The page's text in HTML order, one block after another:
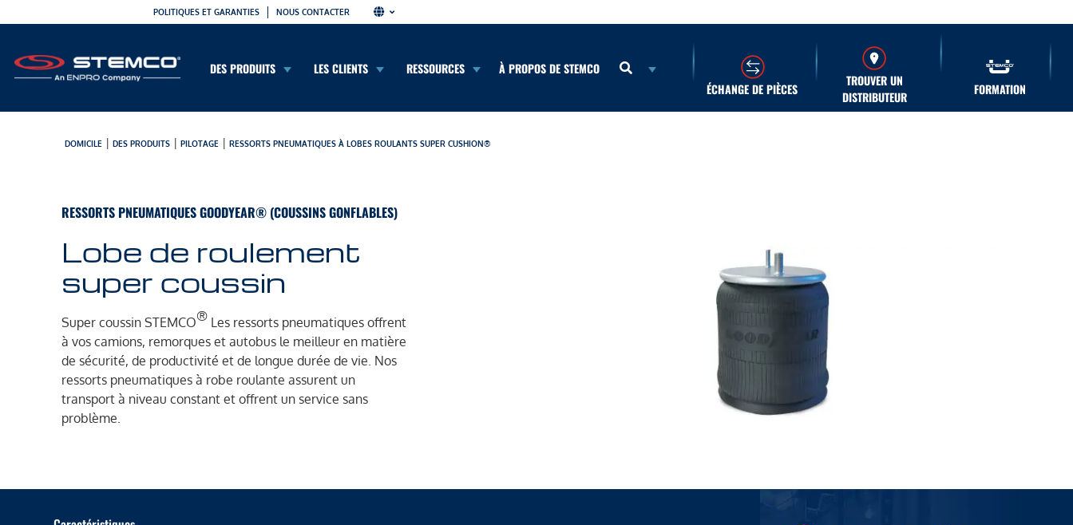
POLITIQUES ET GARANTIES NOUS CONTACTER
DES PRODUITS LES CLIENTS RESSOURCES
À PROPOS DE STEMCO
ÉCHANGE DE PIÈCES
TROUVER UN
DISTRIBUTEUR
FORMATION
DOMICILE | DES PRODUITS| PILOTAGE | RESSORTS PNEUMATIQUES À LOBES ROULANTS SUPER CUSHION®
RESSORTS PNEUMATIQUES GOODYEAR® (COUSSINS GONFLABLES)
Lobe de roulement
super coussin
Super coussin STEMCO® Les ressorts pneumatiques offrent
à vos camions, remorques et autobus le meilleur en matière
de sécurité, de productivité et de longue durée de vie. Nos
ressorts pneumatiques à robe roulante assurent un
transport à niveau constant et offrent un service sans
problème.